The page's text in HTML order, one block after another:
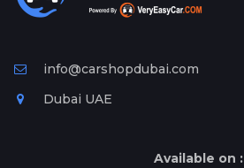
info@carshopdubai.com
Dubai UAE
Available on :